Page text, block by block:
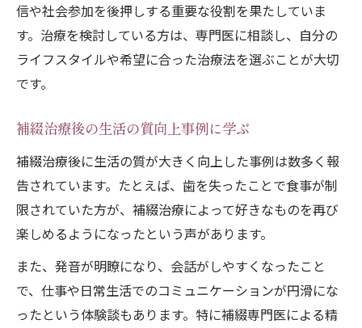
信や社会参加を後押しする重要な役割を果たしていま
す。治療を検討している方は、専門医に相談し、自分の
ライフスタイルや希望に合った治療法を選ぶことが大切
です。
補綴治療後の生活の質向上事例に学ぶ
補綴治療後に生活の質が大きく向上した事例は数多く報
告されています。たとえば、歯を失ったことで食事が制
限されていた方が、補綴治療によって好きなものを再び
楽しめるようになったという声があります。
また、発音が明瞭になり、会話がしやすくなったこと
で、仕事や日常生活でのコミュニケーションが円滑にな
ったという体験談もあります。特に補綴専門医による精